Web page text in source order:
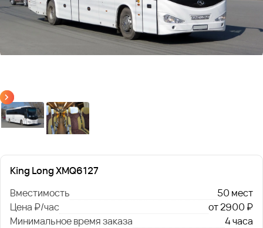
King Long XMQ6127
Вместимость
50 мест
Цена ₽/час
от 2900 ₽
Минимальное время заказа
4 часа